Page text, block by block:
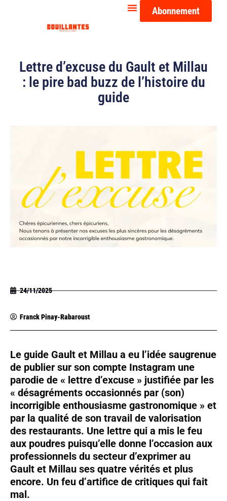
Abonnement
Lettre d’excuse du Gault et Millau
: le pire bad buzz de l’histoire du
guide
24/11/2025
Franck Pinay-Rabaroust
Le guide Gault et Millau a eu l’idée saugrenue
de publier sur son compte Instagram une
parodie de « lettre d’excuse » justifiée par les
« désagréments occasionnés par (son)
incorrigible enthousiasme gastronomique » et
par la qualité de son travail de valorisation
des restaurants. Une lettre qui a mis le feu
aux poudres puisqu’elle donne l’occasion aux
professionnels du secteur d’exprimer au
Gault et Millau ses quatre vérités et plus
encore. Un feu d’artifice de critiques qui fait
mal.